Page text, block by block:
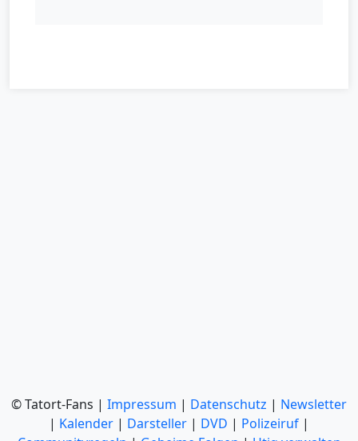
© Tatort-Fans | Impressum | Datenschutz | Newsletter
| Kalender | Darsteller | DVD | Polizeiruf |